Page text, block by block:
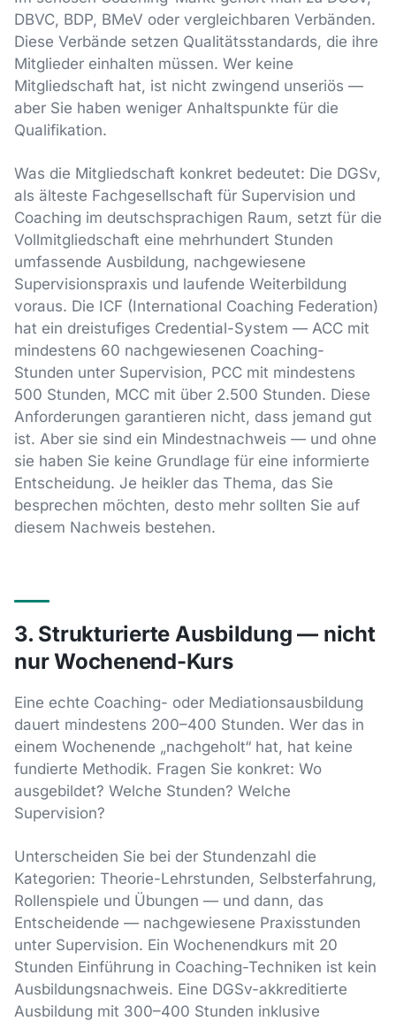
DBVC, BDP, BMeV oder vergleichbaren Verbänden.
Diese Verbände setzen Qualitätsstandards, die ihre
Mitglieder einhalten müssen. Wer keine
Mitgliedschaft hat, ist nicht zwingend unseriös —
aber Sie haben weniger Anhaltspunkte für die
Qualifikation.
Was die Mitgliedschaft konkret bedeutet: Die DGSv,
als älteste Fachgesellschaft für Supervision und
Coaching im deutschsprachigen Raum, setzt für die
Vollmitgliedschaft eine mehrhundert Stunden
umfassende Ausbildung, nachgewiesene
Supervisionspraxis und laufende Weiterbildung
voraus. Die ICF (International Coaching Federation)
hat ein dreistufiges Credential-System — ACC mit
mindestens 60 nachgewiesenen Coaching-
Stunden unter Supervision, PCC mit mindestens
500 Stunden, MCC mit über 2.500 Stunden. Diese
Anforderungen garantieren nicht, dass jemand gut
ist. Aber sie sind ein Mindestnachweis — und ohne
sie haben Sie keine Grundlage für eine informierte
Entscheidung. Je heikler das Thema, das Sie
besprechen möchten, desto mehr sollten Sie auf
diesem Nachweis bestehen.
3. Strukturierte Ausbildung — nicht
nur Wochenend-Kurs
Eine echte Coaching- oder Mediationsausbildung
dauert mindestens 200–400 Stunden. Wer das in
einem Wochenende „nachgeholt“ hat, hat keine
fundierte Methodik. Fragen Sie konkret: Wo
ausgebildet? Welche Stunden? Welche
Supervision?
Unterscheiden Sie bei der Stundenzahl die
Kategorien: Theorie-Lehrstunden, Selbsterfahrung,
Rollenspiele und Übungen — und dann, das
Entscheidende — nachgewiesene Praxisstunden
unter Supervision. Ein Wochenendkurs mit 20
Stunden Einführung in Coaching-Techniken ist kein
Ausbildungsnachweis. Eine DGSv-akkreditierte
Ausbildung mit 300–400 Stunden inklusive